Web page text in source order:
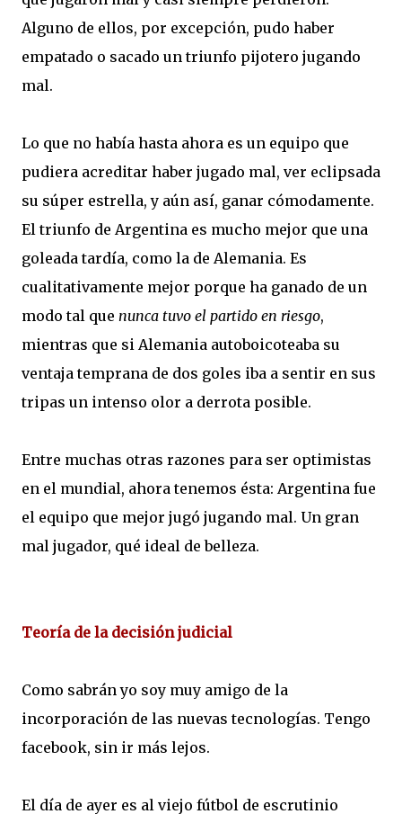
Alguno de ellos, por excepción, pudo haber
empatado o sacado un triunfo pijotero jugando
mal.
Lo que no había hasta ahora es un equipo que
pudiera acreditar haber jugado mal, ver eclipsada
su súper estrella, y aún así, ganar cómodamente.
El triunfo de Argentina es mucho mejor que una
goleada tardía, como la de Alemania. Es
cualitativamente mejor porque ha ganado de un
modo tal que nunca tuvo el partido en riesgo,
mientras que si Alemania autoboicoteaba su
ventaja temprana de dos goles iba a sentir en sus
tripas un intenso olor a derrota posible.
Entre muchas otras razones para ser optimistas
en el mundial, ahora tenemos ésta: Argentina fue
el equipo que mejor jugó jugando mal. Un gran
mal jugador, qué ideal de belleza.
Teoría de la decisión judicial
Como sabrán yo soy muy amigo de la
incorporación de las nuevas tecnologías. Tengo
facebook, sin ir más lejos.
El día de ayer es al viejo fútbol de escrutinio